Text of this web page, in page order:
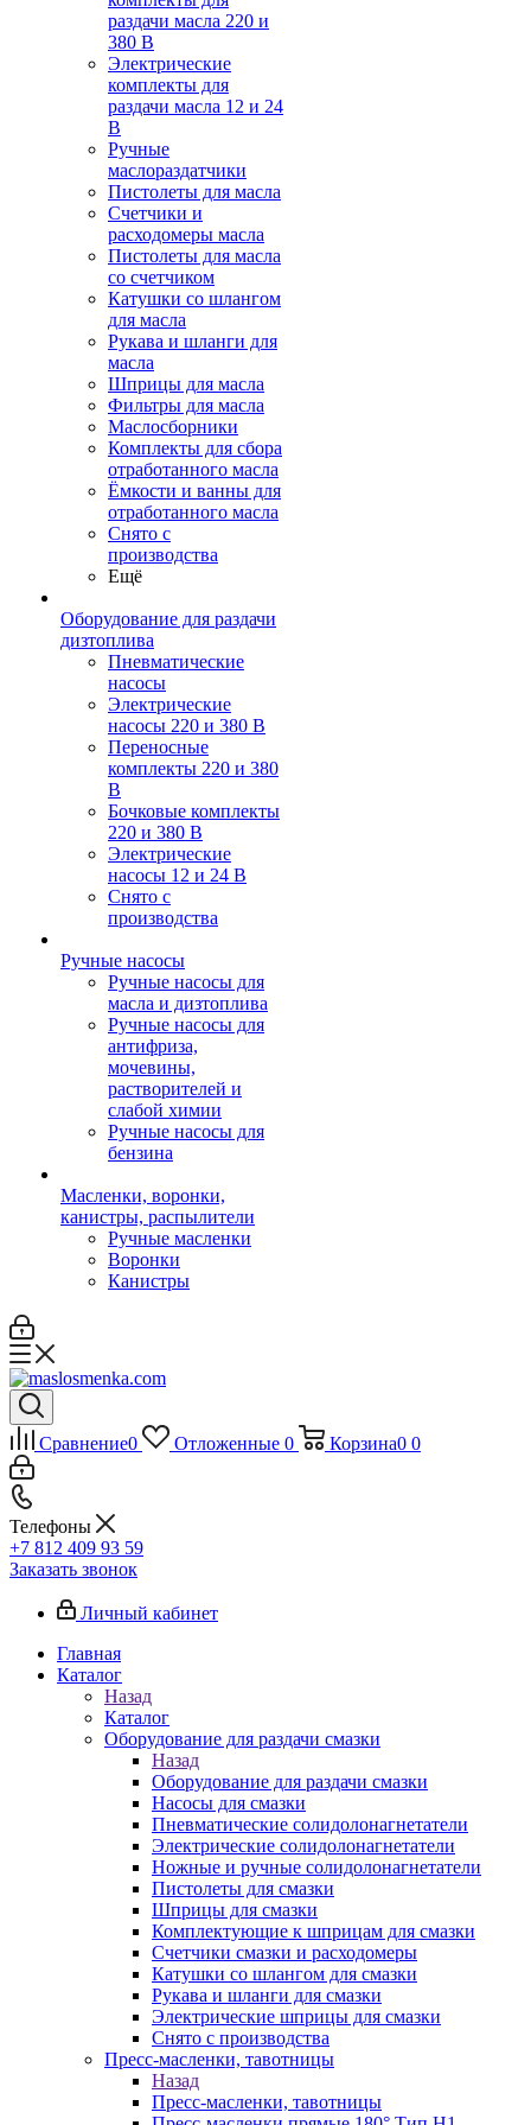
раздачи масла 220 и
380 В
Электрические
комплекты для
раздачи масла 12 и 24
В
Ручные
маслораздатчики
Пистолеты для масла
Счетчики и
расходомеры масла
Пистолеты для масла
со счетчиком
Катушки со шлангом
для масла
Рукава и шланги для
масла
Шприцы для масла
Фильтры для масла
Маслосборники
Комплекты для сбора
отработанного масла
Ёмкости и ванны для
отработанного масла
Снято с
производства
Ещё
Оборудование для раздачи
дизтоплива
Пневматические
насосы
Электрические
насосы 220 и 380 В
Переносные
комплекты 220 и 380
В
Бочковые комплекты
220 и 380 В
Электрические
насосы 12 и 24 В
Снято с
производства
Ручные насосы
Ручные насосы для
масла и дизтоплива
Ручные насосы для
антифриза,
мочевины,
растворителей и
слабой химии
Ручные насосы для
бензина
Масленки, воронки,
канистры, распылители
Ручные масленки
Воронки
Канистры
Сравнение0 Отложенные 0 Корзина0 0
Телефоны
+7 812 409 93 59
Заказать звонок
Личный кабинет
Главная
Каталог
Назад
Каталог
Оборудование для раздачи смазки
Назад
Оборудование для раздачи смазки
Насосы для смазки
Пневматические солидолонагнетатели
Электрические солидолонагнетатели
Ножные и ручные солидолонагнетатели
Пистолеты для смазки
Шприцы для смазки
Комплектующие к шприцам для смазки
Счетчики смазки и расходомеры
Катушки со шлангом для смазки
Рукава и шланги для смазки
Электрические шприцы для смазки
Снято с производства
Пресс-масленки, тавотницы
Назад
Пресс-масленки, тавотницы